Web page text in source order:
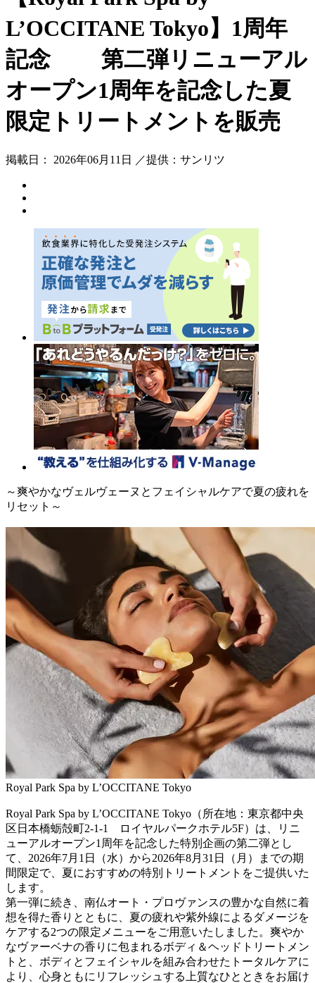
L’OCCITANE Tokyo】1周年
記念 第二弾リニューアル
オープン1周年を記念した夏
限定トリートメントを販売
掲載日： 2026年06月11日 ／提供：サンリツ
～爽やかなヴェルヴェーヌとフェイシャルケアで夏の疲れを
リセット～
Royal Park Spa by L’OCCITANE Tokyo
Royal Park Spa by L’OCCITANE Tokyo（所在地：東京都中央
区日本橋蛎殻町2-1-1 ロイヤルパークホテル5F）は、リニ
ューアルオープン1周年を記念した特別企画の第二弾とし
て、2026年7月1日（水）から2026年8月31日（月）までの期
間限定で、夏におすすめの特別トリートメントをご提供いた
します。
第一弾に続き、南仏オート・プロヴァンスの豊かな自然に着
想を得た香りとともに、夏の疲れや紫外線によるダメージを
ケアする2つの限定メニューをご用意いたしました。爽やか
なヴァーベナの香りに包まれるボディ＆ヘッドトリートメン
トと、ボディとフェイシャルを組み合わせたトータルケアに
より、心身ともにリフレッシュする上質なひとときをお届け